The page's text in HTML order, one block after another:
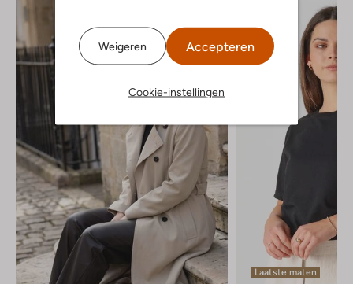
Weigeren Accepteren
Cookie-instellingen
Laatste maten